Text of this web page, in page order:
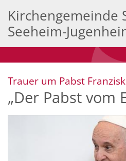
Kirchengemeinde
Seeheim-
Trauer um Pabst
„Der Pabst vom